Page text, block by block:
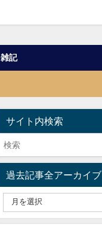
雑記
サイト内検索
過去記事全アーカイブ